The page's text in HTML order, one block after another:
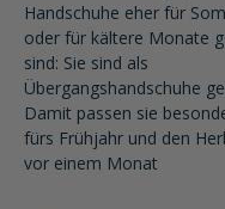
Handschuhe eher für
oder für kältere Monate
sind: Sie sind als
Übergangshandschuhe
Damit passen sie
fürs Frühjahr und den
vor einem Monat